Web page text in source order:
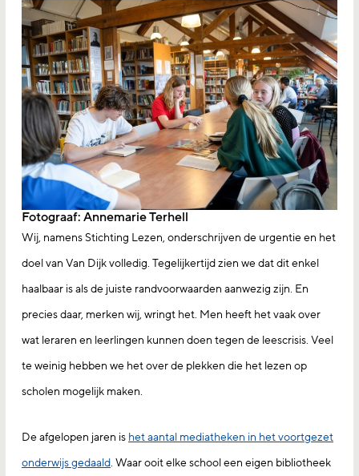
Fotograaf: Annemarie Terhell
Wij, namens Stichting Lezen, onderschrijven de urgentie en het
doel van Van Dijk volledig. Tegelijkertijd zien we dat dit enkel
haalbaar is als de juiste randvoorwaarden aanwezig zijn. En
precies daar, merken wij, wringt het. Men heeft het vaak over
wat leraren en leerlingen kunnen doen tegen de leescrisis. Veel
te weinig hebben we het over de plekken die het lezen op
scholen mogelijk maken.
De afgelopen jaren is het aantal mediatheken in het voortgezet
onderwijs gedaald. Waar ooit elke school een eigen bibliotheek